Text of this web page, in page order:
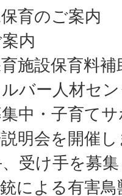
育のご案内
内
施設保育料
バー人材セ
中・子育て
明会を開催
受け手を募
による有害